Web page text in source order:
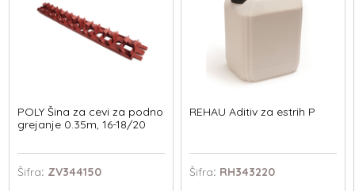
POLY Šina za cevi za podno
grejanje 0.35m, 16-18/20
Šifra: ZV344150
REHAU Aditiv za estrih P
Šifra: RH343220